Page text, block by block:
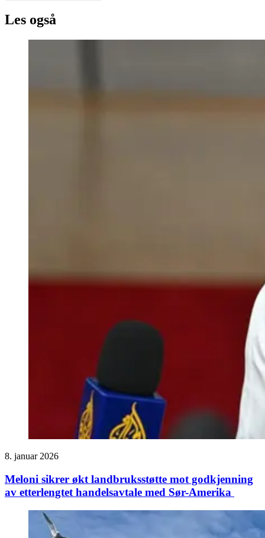
Les også
8. januar 2026
Meloni sikrer økt landbruksstøtte mot godkjenning
av etterlengtet handelsavtale med Sør-Amerika